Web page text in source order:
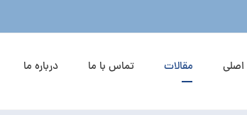
مقالات تماس با ما درباره ما